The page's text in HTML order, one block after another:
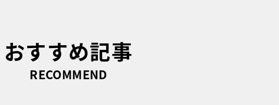
おすすめ記事
RECOMMEND